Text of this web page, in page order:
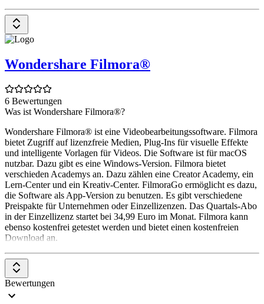
Wondershare Filmora®
6 Bewertungen
Was ist Wondershare Filmora®?
Wondershare Filmora® ist eine Videobearbeitungssoftware. Filmora
bietet Zugriff auf lizenzfreie Medien, Plug-Ins für visuelle Effekte
und intelligente Vorlagen für Videos. Die Software ist für macOS
nutzbar. Dazu gibt es eine Windows-Version. Filmora bietet
verschieden Academys an. Dazu zählen eine Creator Academy, ein
Lern-Center und ein Kreativ-Center. FilmoraGo ermöglicht es dazu,
die Software als App-Version zu benutzen. Es gibt verschiedene
Preispakte für Unternehmen oder Einzellizenzen. Das Quartals-Abo
in der Einzellizenz startet bei 34,99 Euro im Monat. Filmora kann
ebenso kostenfrei getestet werden und bietet einen kostenfreien
Download an.
Bewertungen